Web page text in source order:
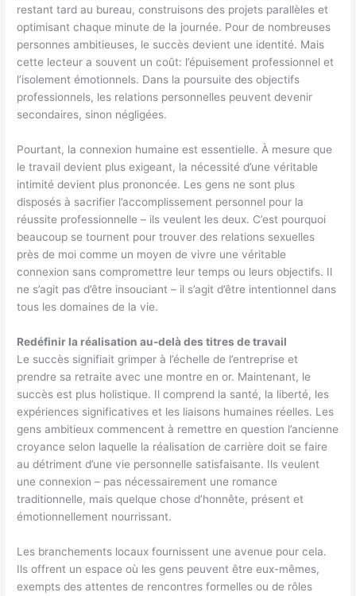
restant tard au bureau, construisons des projets parallèles et
optimisant chaque minute de la journée. Pour de nombreuses
personnes ambitieuses, le succès devient une identité. Mais
cette lecteur a souvent un coût: l’épuisement professionnel et
l’isolement émotionnels. Dans la poursuite des objectifs
professionnels, les relations personnelles peuvent devenir
secondaires, sinon négligées.
Pourtant, la connexion humaine est essentielle. À mesure que
le travail devient plus exigeant, la nécessité d’une véritable
intimité devient plus prononcée. Les gens ne sont plus
disposés à sacrifier l’accomplissement personnel pour la
réussite professionnelle – ils veulent les deux. C’est pourquoi
beaucoup se tournent pour trouver des relations sexuelles
près de moi comme un moyen de vivre une véritable
connexion sans compromettre leur temps ou leurs objectifs. Il
ne s’agit pas d’être insouciant – il s’agit d’être intentionnel dans
tous les domaines de la vie.
Redéfinir la réalisation au-delà des titres de travail
Le succès signifiait grimper à l’échelle de l’entreprise et
prendre sa retraite avec une montre en or. Maintenant, le
succès est plus holistique. Il comprend la santé, la liberté, les
expériences significatives et les liaisons humaines réelles. Les
gens ambitieux commencent à remettre en question l’ancienne
croyance selon laquelle la réalisation de carrière doit se faire
au détriment d’une vie personnelle satisfaisante. Ils veulent
une connexion – pas nécessairement une romance
traditionnelle, mais quelque chose d’honnête, présent et
émotionnellement nourrissant.
Les branchements locaux fournissent une avenue pour cela.
Ils offrent un espace où les gens peuvent être eux-mêmes,
exempts des attentes de rencontres formelles ou de rôles